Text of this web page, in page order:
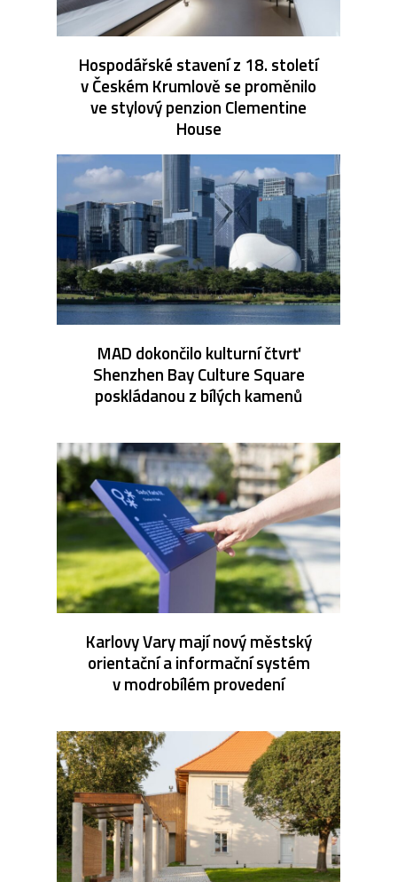
Hospodářské stavení z 18. století
v Českém Krumlově se proměnilo
ve stylový penzion Clementine
House
MAD dokončilo kulturní čtvrť
Shenzhen Bay Culture Square
poskládanou z bílých kamenů
Karlovy Vary mají nový městský
orientační a informační systém
v modrobílém provedení